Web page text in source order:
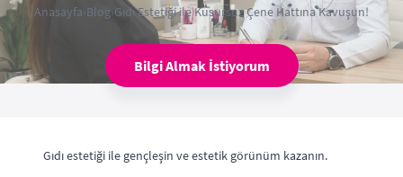
Anasayfa›Blog›Gıdı Estetiği ile Kusursuz Çene Hattına Kavuşun!
Bilgi Almak İstiyorum
Gıdı estetiği ile gençleşin ve estetik görünüm kazanın.